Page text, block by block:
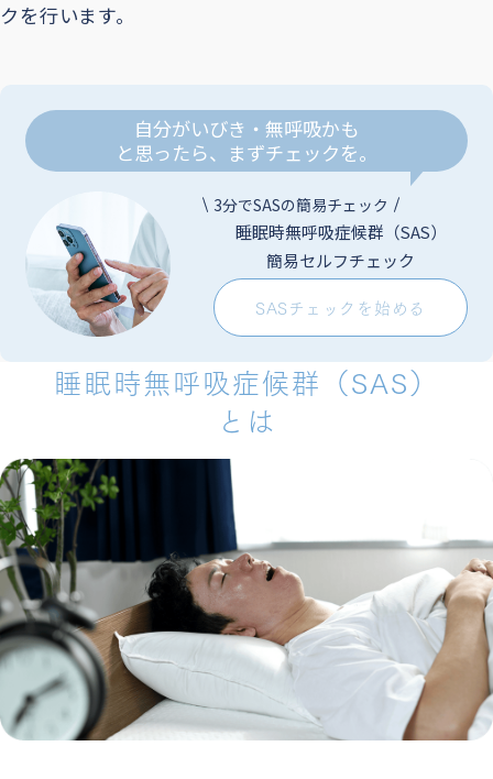
クを行います。
自分がいびき・無呼吸かも
と思ったら、まずチェックを。
3分でSASの簡易チェック
睡眠時無呼吸症候群（SAS）
簡易セルフチェック
SASチェックを始める
睡眠時無呼吸症候群（SAS）
とは